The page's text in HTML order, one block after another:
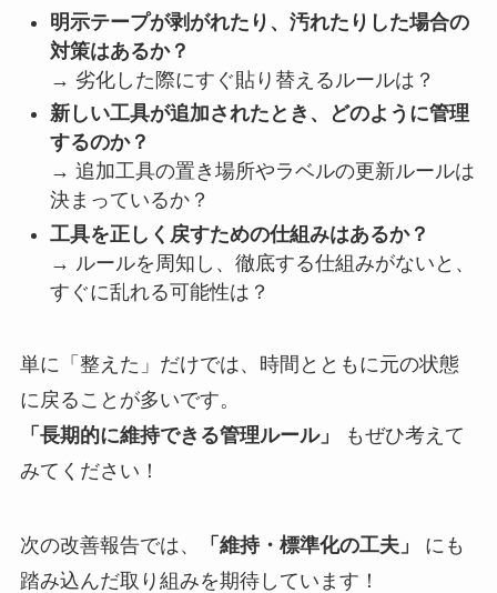
明示テープが剥がれたり、汚れたりした場合の
対策はあるか？
→ 劣化した際にすぐ貼り替えるルールは？
新しい工具が追加されたとき、どのように管理
するのか？
→ 追加工具の置き場所やラベルの更新ルールは
決まっているか？
工具を正しく戻すための仕組みはあるか？
→ ルールを周知し、徹底する仕組みがないと、
すぐに乱れる可能性は？
単に「整えた」だけでは、時間とともに元の状態
に戻ることが多いです。
「長期的に維持できる管理ルール」
もぜひ考えて
みてください！
次の改善報告では、 「維持・標準化の工夫」
にも
踏み込んだ取り組みを期待しています！